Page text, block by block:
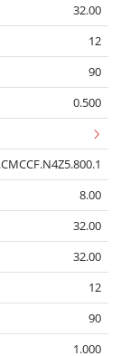
32.00
12
90
0.500
8.00
32.00
32.00
12
90
1.000